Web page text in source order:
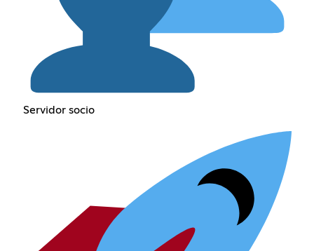
Servidor socio